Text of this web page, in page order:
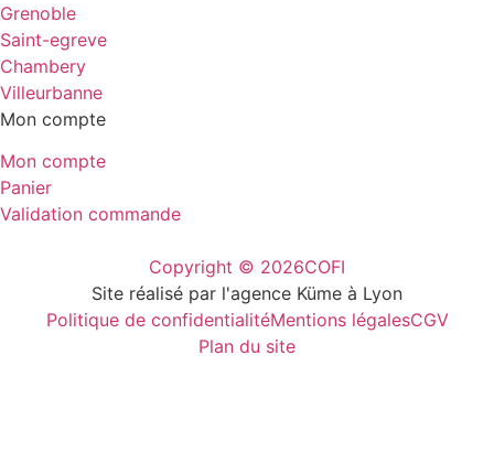
Grenoble
Saint-egreve
Chambery
Villeurbanne
Mon compte
Mon compte
Panier
Validation commande
Copyright © 2026COFI
Site réalisé par l'agence Küme à Lyon
Politique de confidentialitéMentions légalesCGV
Plan du site